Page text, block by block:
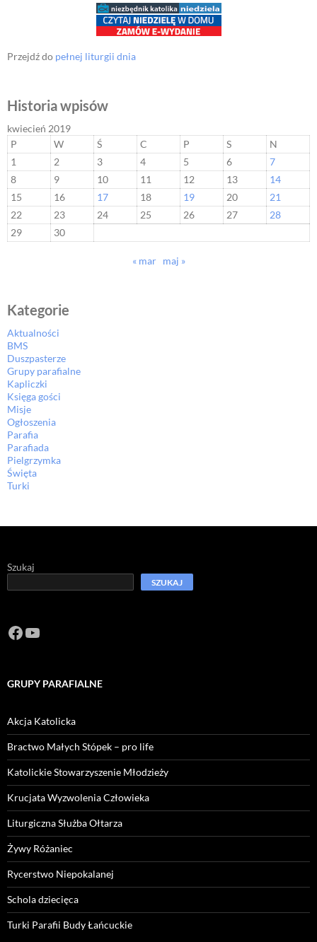
Przejdź do pełnej liturgii dnia
Historia wpisów
kwiecień 2019
P
W Ś C P S
N
1
2 3 4 5 6
7
8
9 10 11 12 13
14
15
16 17 18 19 20
21
22
23 24 25 26 27
28
29
30
« mar maj »
Kategorie
Aktualności
BMS
Duszpasterze
Grupy parafialne
Kapliczki
Księga gości
Misje
Ogłoszenia
Parafia
Parafiada
Pielgrzymka
Święta
Turki
Szukaj
SZUKAJ
Facebook
https://www.youtube.com/channel/
GRUPY PARAFIALNE
Akcja Katolicka
Bractwo Małych Stópek – pro life
Katolickie Stowarzyszenie Młodzieży
Krucjata Wyzwolenia Człowieka
Liturgiczna Służba Ołtarza
Żywy Różaniec
Rycerstwo Niepokalanej
Schola dziecięca
Turki Parafii Budy Łańcuckie